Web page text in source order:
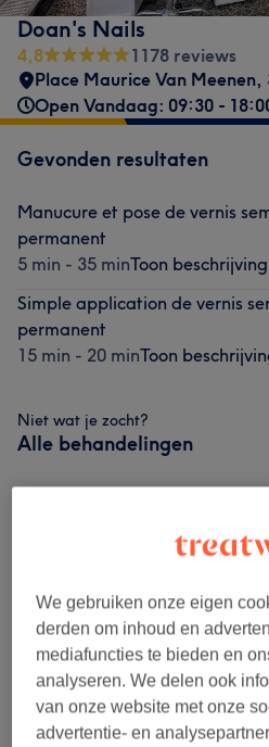
Doan's Nails
4,8
1178 reviews
Place Maurice Van Meenen,
Open Vandaag: 09:30 -
Gevonden resultaten
Manucure et pose de vernis
permanent
5 min - 35 minToon beschrijving
Simple application de vernis
permanent
15 min - 20 minToon
Niet wat je zocht?
Alle behandelingen
Dépose ( 1)
Ons werk
Klik op de afbeelding voor meer
We gebruiken onze eigen
derden om inhoud en
mediafuncties te bieden en
analyseren. We delen ook
van onze website met onze
advertentie- en